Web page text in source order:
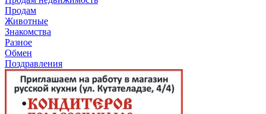
Продам
Животные
Знакомства
Разное
Обмен
Поздравления